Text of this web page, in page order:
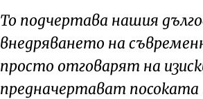
То подчертава нашия
внедряването на
просто отговарят на
предначертават